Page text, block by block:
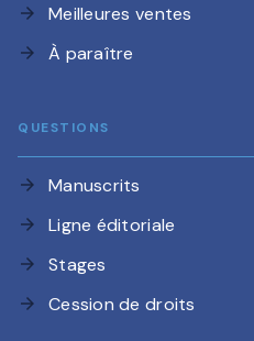
arrow_forward Meilleures ventes
arrow_forward À paraître
QUESTIONS
arrow_forward Manuscrits
arrow_forward Ligne éditoriale
arrow_forward Stages
arrow_forward Cession de droits